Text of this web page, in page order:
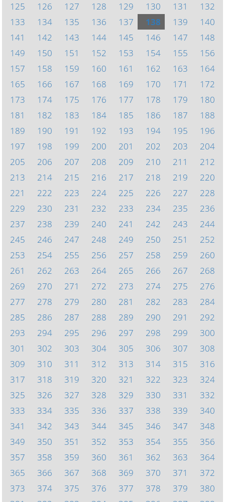
125
126 127 128 129 130 131
132
133
134 135 136 137 138 139
140
141
142 143 144 145 146 147
148
149
150 151 152 153 154 155
156
157
158 159 160 161 162 163
164
165
166 167 168 169 170 171
172
173
174 175 176 177 178 179
180
181
182 183 184 185 186 187
188
189
190 191 192 193 194 195
196
197
198 199 200 201 202 203
204
205
206 207 208 209 210 211
212
213
214 215 216 217 218 219
220
221
222 223 224 225 226 227
228
229
230 231 232 233 234 235
236
237
238 239 240 241 242 243
244
245
246 247 248 249 250 251
252
253
254 255 256 257 258 259
260
261
262 263 264 265 266 267
268
269
270 271 272 273 274 275
276
277
278 279 280 281 282 283
284
285
286 287 288 289 290 291
292
293
294 295 296 297 298 299
300
301
302 303 304 305 306 307
308
309
310 311 312 313 314 315
316
317
318 319 320 321 322 323
324
325
326 327 328 329 330 331
332
333
334 335 336 337 338 339
340
341
342 343 344 345 346 347
348
349
350 351 352 353 354 355
356
357
358 359 360 361 362 363
364
365
366 367 368 369 370 371
372
373
374 375 376 377 378 379
380